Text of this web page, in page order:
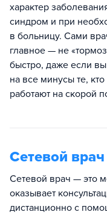
характер
синдром и при
в больницу. Сами
главное — не
быстро, даже если
на все минусы те,
работают на скорой
Сетевой врач
Сетевой врач — это
оказывает
дистанционно с